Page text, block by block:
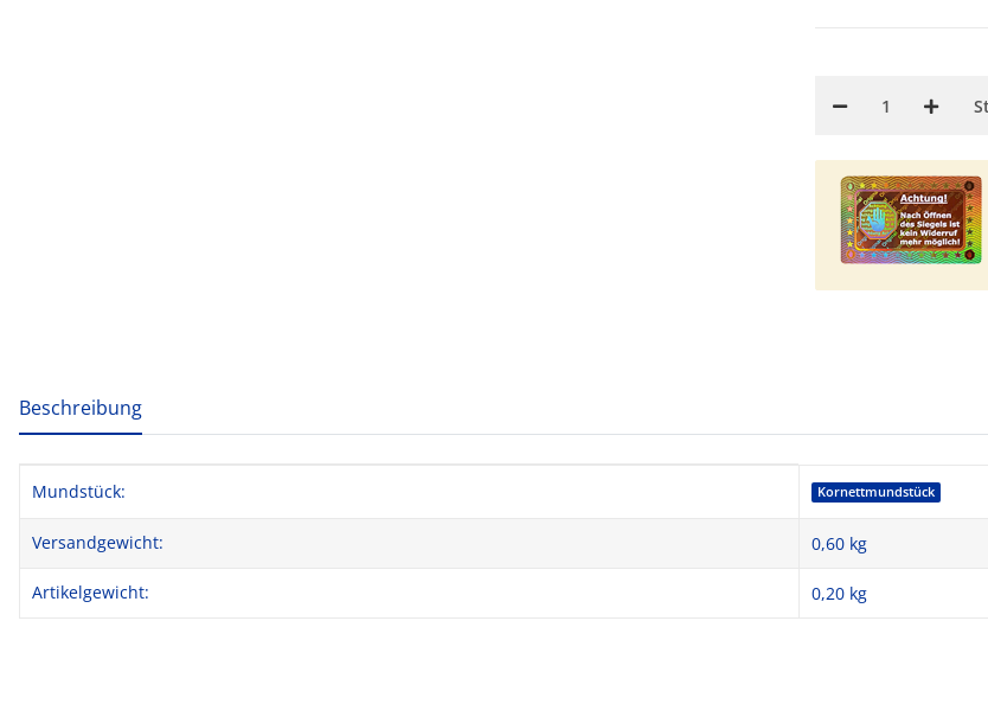
weitere Registerkarten anzeigen
Beschreibung
Produkteigenschaft
Wert
Mundstück: Kornettmundstück
Versandgewicht: 0,60 kg
Artikelgewicht: 0,20 kg